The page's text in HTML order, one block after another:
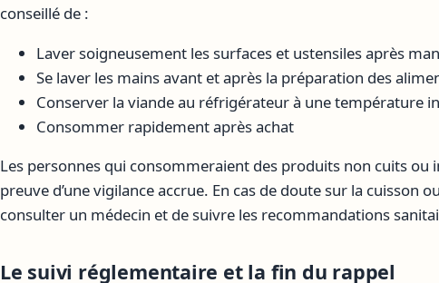
conseillé de :
Laver soigneusement les surfaces et ustensiles après
Se laver les mains avant et après la préparation des
Conserver la viande au réfrigérateur à une température
Consommer rapidement après achat
Les personnes qui consommeraient des produits non cuits
preuve d’une vigilance accrue. En cas de doute sur la cuisson
consulter un médecin et de suivre les recommandations
Le suivi réglementaire et la fin du rappel